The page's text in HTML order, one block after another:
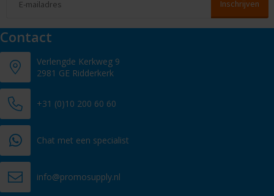
Contact
Verlengde Kerkweg 9
2981 GE Ridderkerk
+31 (0)10 200 60 60
Chat met een specialist
info@promosupply.nl